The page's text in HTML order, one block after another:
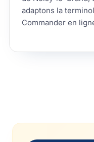
adaptons la
Commander en